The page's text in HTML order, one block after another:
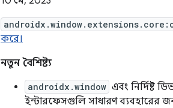
করে।
নতুন বৈশিষ্ট্য
androidx.window এবং নির্দিষ্ট
ইন্টারফেসগুলি সাধারণ ব্যবহারের